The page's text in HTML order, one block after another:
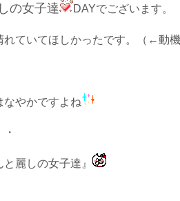
の女子達 DAYでございます。
れていてほしかったです。（←動機
なやかですよね
麗しの女子達』